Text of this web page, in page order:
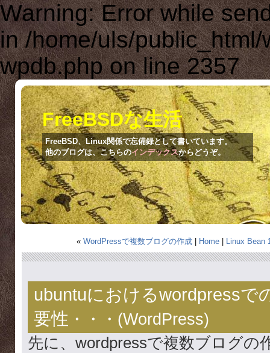
Warning: Error while
in /home/uls/
wpdb.php on line 2357
FreeBSDな生活
FreeBSD、Linux関係で忘備録として書いています。
他のブログは、こちらのインデックスからどうぞ。
« WordPressで複数ブログの作成| Home| Linux Bean
ubuntuにおけるwordpressで
要性 ・・・(WordPress)
先に、wordpressで複数ブログの